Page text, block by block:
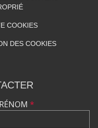
COOKIES
DES COOKIES
*